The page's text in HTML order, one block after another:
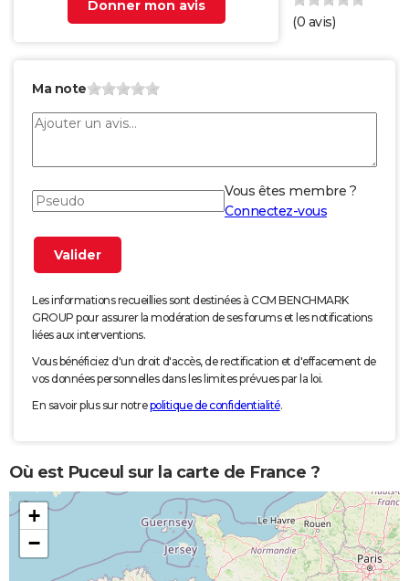
Donner mon avis
(0 avis)
Ma note
Vous êtes membre ?
Connectez-vous
Les informations recueillies sont destinées à CCM BENCHMARK
GROUP pour assurer la modération de ses forums et les notifications
liées aux interventions.
Vous bénéficiez d'un droit d'accès, de rectification et d'effacement de
vos données personnelles dans les limites prévues par la loi.
En savoir plus sur notrepolitique de confidentialité.
Où est Puceul sur la carte de France ?
+
−